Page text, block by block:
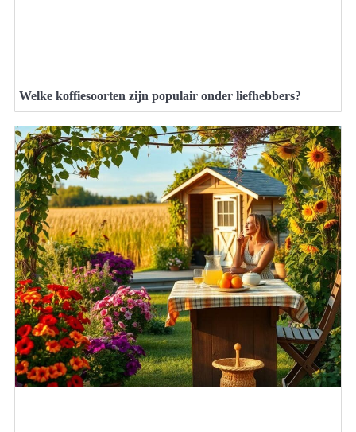
Welke koffiesoorten zijn populair onder liefhebbers?